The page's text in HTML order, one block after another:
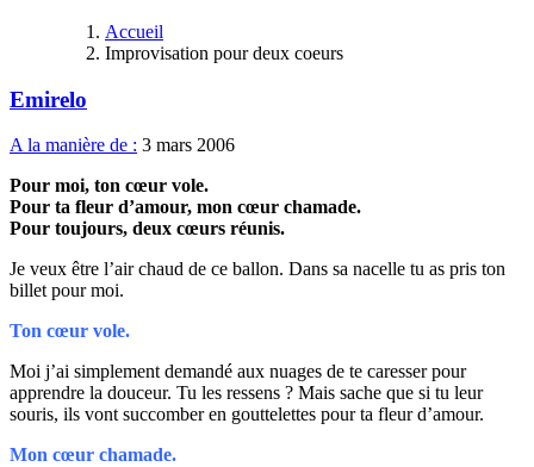
Accueil
Improvisation pour deux coeurs
Emirelo
A la manière de : 3 mars 2006
Pour moi, ton cœur vole.
Pour ta fleur d’amour, mon cœur chamade.
Pour toujours, deux cœurs réunis.
Je veux être l’air chaud de ce ballon. Dans sa nacelle tu as pris ton
billet pour moi.
Ton cœur vole.
Moi j’ai simplement demandé aux nuages de te caresser pour
apprendre la douceur. Tu les ressens ? Mais sache que si tu leur
souris, ils vont succomber en gouttelettes pour ta fleur d’amour.
Mon cœur chamade.